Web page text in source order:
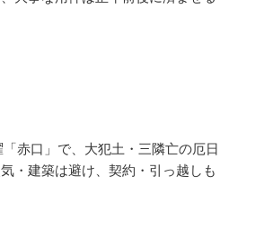
赤口」で、大犯土・三隣亡の厄日
・建築は避け、契約・引っ越しも